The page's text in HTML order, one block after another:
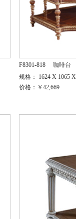
F8301-818
咖啡台
规格： 1624 X 1065
价格：￥42,669